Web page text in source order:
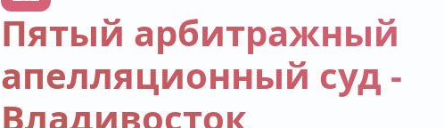
Пятый арбитражный
апелляционный суд -
Владивосток